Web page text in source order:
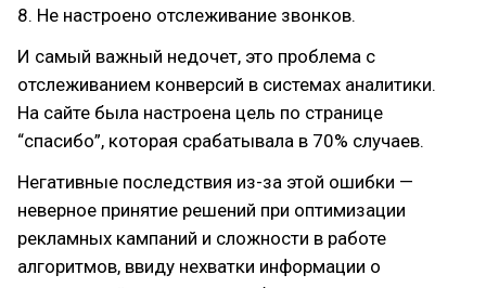
8. Не настроено отслеживание звонков.
И самый важный недочет, это проблема с
отслеживанием конверсий в системах аналитики.
На сайте была настроена цель по странице
“спасибо”, которая срабатывала в 70% случаев.
Негативные последствия из-за этой ошибки —
неверное принятие решений при оптимизации
рекламных кампаний и сложности в работе
алгоритмов, ввиду нехватки информации о